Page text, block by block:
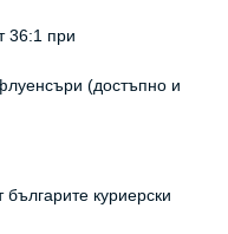
36:1 при
(достъпно и
куриерски